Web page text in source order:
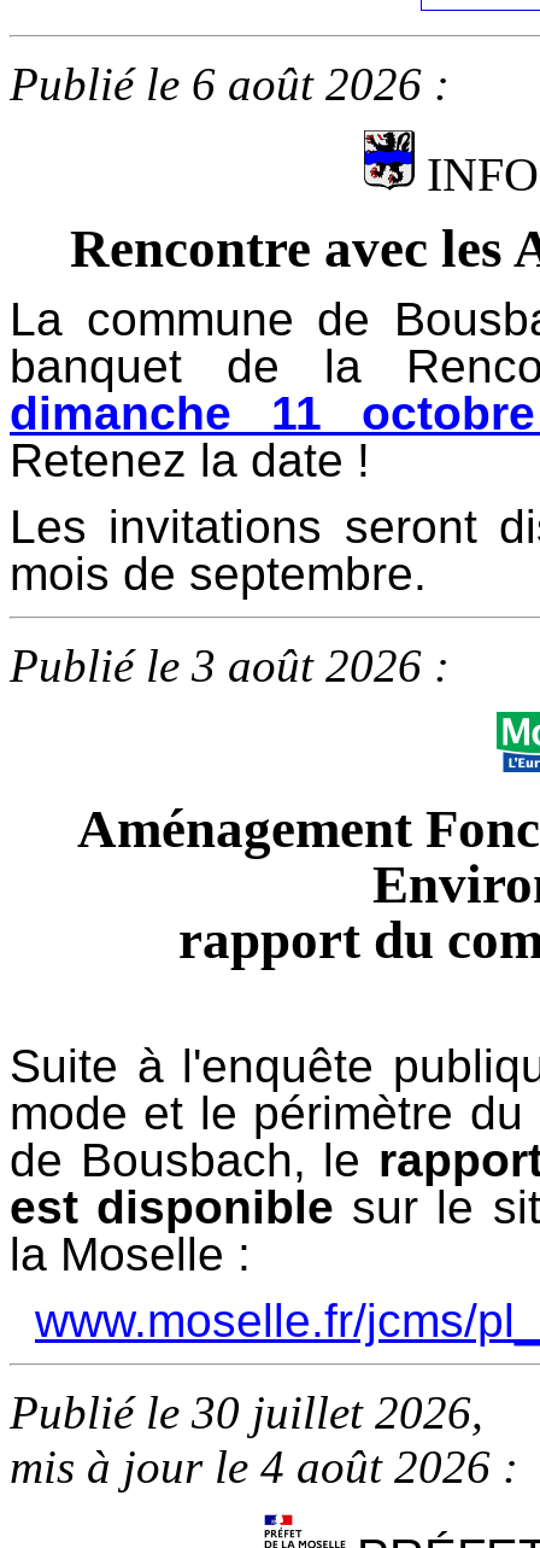
Publié le 6 août 2026 :
Rencontre avec les
La commune de
banquet de la
dimanche 11
Retenez la date !
Les invitations seront
mois de septembre.
Publié le 3 août 2026 :
Aménagement
rapport du
Suite à l'enquête
mode et le périmètre
de Bousbach, le
est disponible sur le
la Moselle :
www.moselle.fr/jcms/
Publié le 30 juillet 2026,
mis à jour le 4 août 2026 :